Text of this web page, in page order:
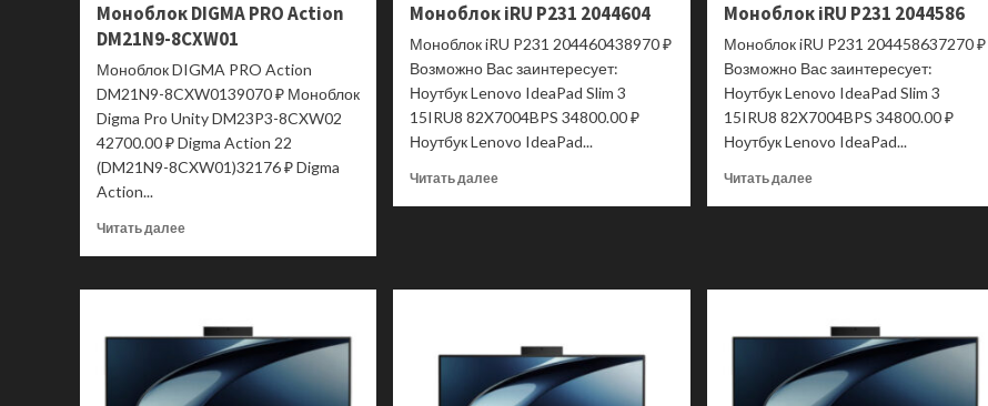
Моноблок DIGMA PRO Action
DM21N9-8CXW01
Моноблок DIGMA PRO Action
DM21N9-8CXW0139070 ₽ Моноблок
Digma Pro Unity DM23P3-8CXW02
42700.00 ₽ Digma Action 22
(DM21N9-8CXW01)32176 ₽ Digma
Action...
Читать далееПрочитать
Моноблок
PRO
Action
DM21N9-
8CXW01
Моноблок iRU P231 2044604
Моноблок iRU P231 204460438970 ₽
Возможно Вас заинтересует:
Ноутбук Lenovo IdeaPad Slim 3
15IRU8 82X7004BPS 34800.00 ₽
Ноутбук Lenovo IdeaPad...
Читать далееПрочитать
Моноблок iRU P231 2044586
Моноблок iRU P231 204458637270 ₽
Возможно Вас заинтересует:
Ноутбук Lenovo IdeaPad Slim 3
15IRU8 82X7004BPS 34800.00 ₽
Ноутбук Lenovo IdeaPad...
Читать далееПрочитать